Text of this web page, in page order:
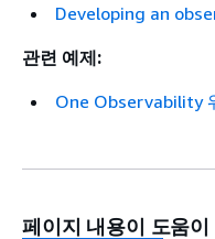
Developing an
관련 예제:
One Observability
페이지 내용이 도움이